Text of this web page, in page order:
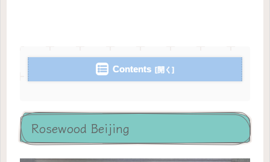
Contents
Rosewood Beijing